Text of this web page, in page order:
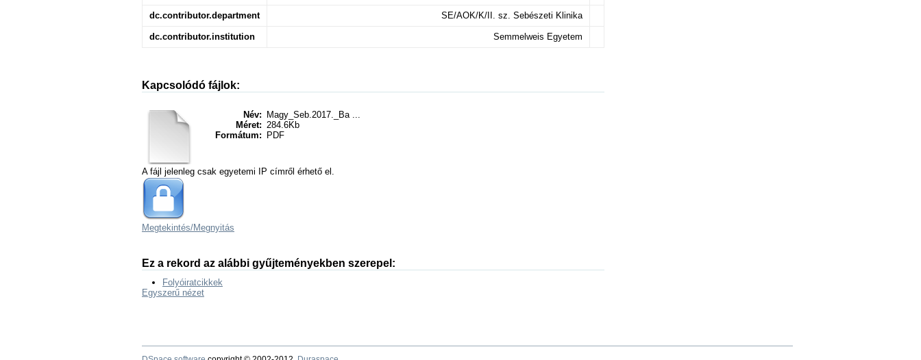
dc.contributor.department SE/AOK/K/II. sz. Sebészeti Klinika
dc.contributor.institution Semmelweis Egyetem
Kapcsolódó fájlok:
Név:
Magy_Seb.2017._Ba ...
Méret: 284.6Kb
Formátum:
PDF
A fájl jelenleg csak egyetemi IP címről érhető el.
Megtekintés/Megnyitás
Ez a rekord az alábbi gyűjteményekben szerepel:
Folyóiratcikkek
Egyszerű nézet